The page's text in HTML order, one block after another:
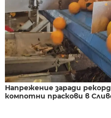
Напрежение заради
компотни праскови в